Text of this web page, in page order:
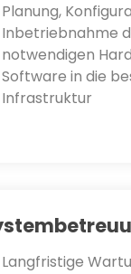
Planung,
Inbetriebnahme
notwendigen
Software in die
Infrastruktur
Langfristige